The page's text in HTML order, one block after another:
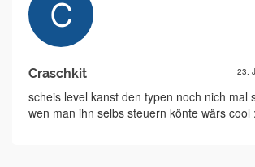
Craschkit 23.
scheis level kanst den typen noch nich mal
wen man ihn selbs steuern könte wärs cool